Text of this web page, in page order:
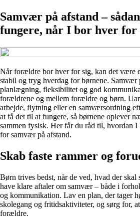
Samvær på afstand –
fungere, når I bor hver for
Når forældre bor hver for sig, kan det være
stabil og tryg hverdag for børnene. Samvær
planlægning, fleksibilitet og god
forældrene og mellem forældre og børn.
arbejde, flytning eller en samværsordning
at få det til at fungere, så børnene oplever
sammen fysisk. Her får du råd til, hvordan I
for samvær på afstand.
Skab faste rammer og
Børn trives bedst, når de ved, hvad der
have klare aftaler om samvær – både i
og kommunikation. Lav en plan, der tager
skolegang og fritidsaktiviteter, og sørg for,
forældre.